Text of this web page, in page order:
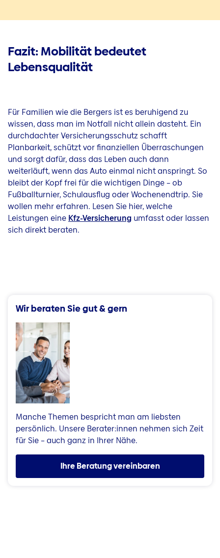
Fazit: Mobilität bedeutet
Lebensqualität
Für Familien wie die Bergers ist es beruhigend zu
wissen, dass man im Notfall nicht allein dasteht. Ein
durchdachter Versicherungsschutz schafft
Planbarkeit, schützt vor finanziellen Überraschungen
und sorgt dafür, dass das Leben auch dann
weiterläuft, wenn das Auto einmal nicht anspringt. So
bleibt der Kopf frei für die wichtigen Dinge – ob
Fußballturnier, Schulausflug oder Wochenendtrip. Sie
wollen mehr erfahren. Lesen Sie hier, welche
Leistungen eine Kfz-Versicherung umfasst oder lassen
sich direkt beraten.
Wir beraten Sie gut & gern
Manche Themen bespricht man am liebsten
persönlich. Unsere Berater:innen nehmen sich Zeit
für Sie – auch ganz in Ihrer Nähe.
Ihre Beratung vereinbaren